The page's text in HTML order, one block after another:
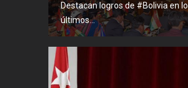
Destacan logros de #Bolivia en
últimos...